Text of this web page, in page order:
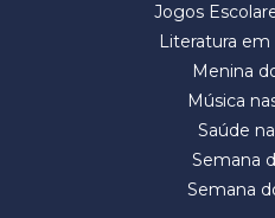
Jogos
Literatura
Menina
Música
Saúde
Semana
Semana